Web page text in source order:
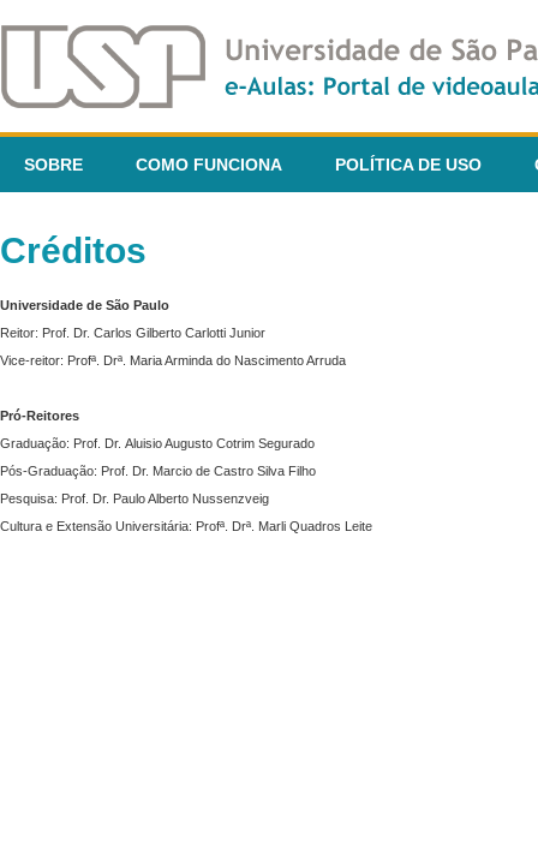
SOBRE COMO FUNCIONA POLÍTICA DE USO
Créditos
Universidade de São Paulo
Reitor: Prof. Dr. Carlos Gilberto Carlotti Junior
Vice-reitor: Profª. Drª. Maria Arminda do Nascimento Arruda
Pró-Reitores
Graduação: Prof. Dr. Aluisio Augusto Cotrim Segurado
Pós-Graduação: Prof. Dr. Marcio de Castro Silva Filho
Pesquisa: Prof. Dr. Paulo Alberto Nussenzveig
Cultura e Extensão Universitária: Profª. Drª. Marli Quadros Leite